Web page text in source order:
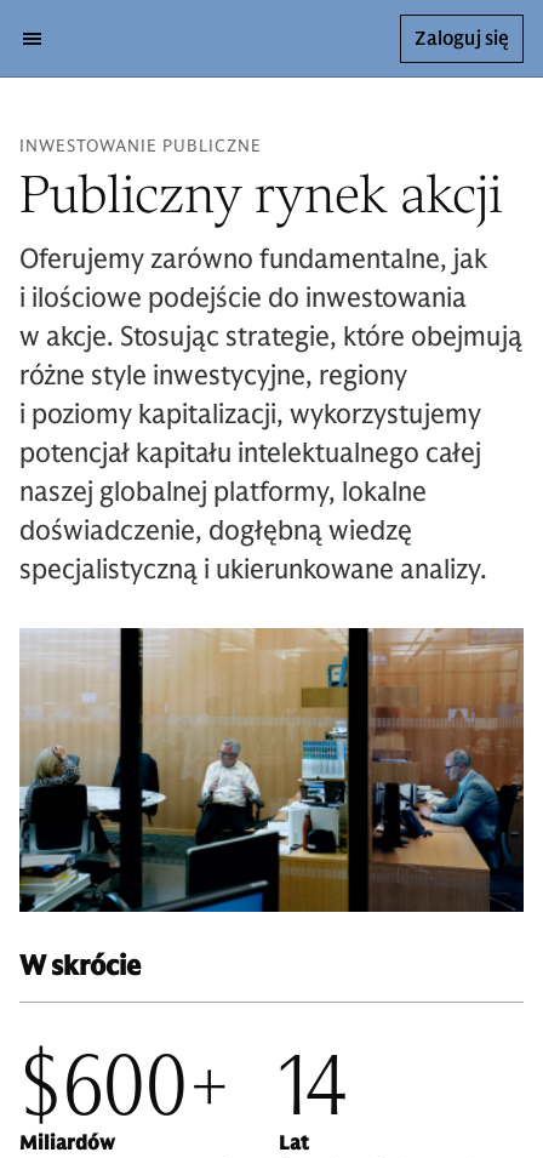
Zaloguj się
INWESTOWANIE PUBLICZNE
Publiczny rynek akcji
Oferujemy zarówno fundamentalne, jak
i ilościowe podejście do inwestowania
w akcje. Stosując strategie, które obejmują
różne style inwestycyjne, regiony
i poziomy kapitalizacji, wykorzystujemy
potencjał kapitału intelektualnego całej
naszej globalnej platformy, lokalne
doświadczenie, dogłębną wiedzę
specjalistyczną i ukierunkowane analizy.
W skrócie
$600+
Miliardów
14
Lat